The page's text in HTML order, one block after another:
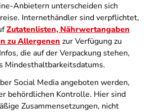
Anbietern unterscheiden sich
Internethändler sind verpflichtet,
Zutatenlisten, Nährwertangaben
zu Allergenen zur Verfügung zu
die auf der Verpackung stehen,
Mindesthaltbarkeitsdatums.
Social Media angeboten werden,
behördlichen Kontrolle. Hier sind
Zusammensetzungen, nicht